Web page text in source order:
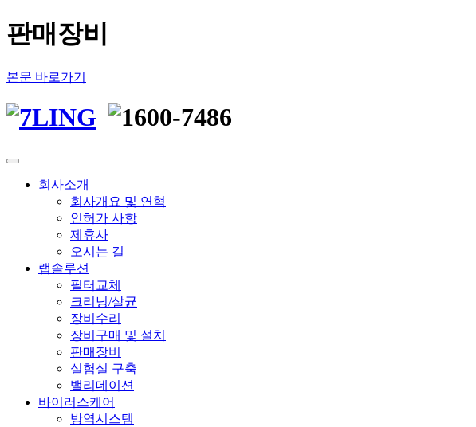
판매장비
본문 바로가기
회사소개
회사개요 및 연혁
인허가 사항
제휴사
오시는 길
랩솔루션
필터교체
크리닝/살균
장비수리
장비구매 및 설치
판매장비
실험실 구축
밸리데이션
바이러스케어
방역시스템